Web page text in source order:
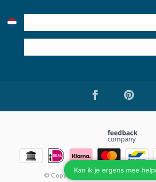
© Copyright 2026 Bouwmaterialen